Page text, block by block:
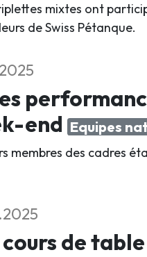
mixtes ont
de Swiss Pétanque.
end Equipes
membres des cadres
cours de